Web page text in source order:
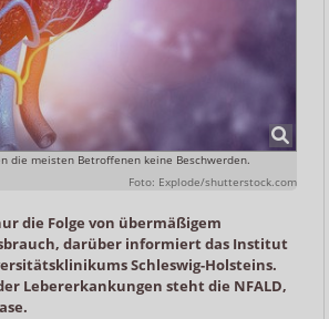
die meisten Betroffenen keine Beschwerden.
Foto: Explode/shutterstock.com
die Folge von übermäßigem
darüber informiert das Institut
Schleswig-Holsteins.
Lebererkankungen steht die NFALD,